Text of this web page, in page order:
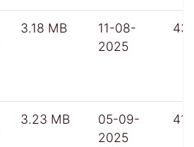
3.18 MB
11-08-
2025
431
3.23 MB
05-09-
2025
415